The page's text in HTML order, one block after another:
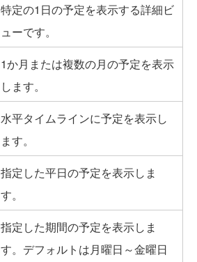
特定の1日の予定を表示する詳細ビ
ューです。
1か月または複数の月の予定を表示
します。
水平タイムラインに予定を表示し
ます。
指定した平日の予定を表示しま
す。
指定した期間の予定を表示しま
す。デフォルトは月曜日～金曜日